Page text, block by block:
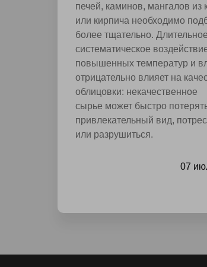
печей, каминов, мангалов из
или кирпича необходимо
более тщательно.
систематическое
повышенных температур и
отрицательно влияет на
облицовки: некачественное
сырье может быстро
привлекательный вид,
или разрушиться.
07